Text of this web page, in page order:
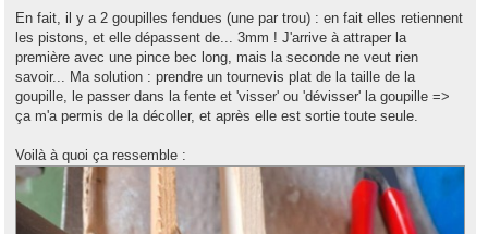
En fait, il y a 2 goupilles fendues (une par trou) : en fait elles retiennent
les pistons, et elle dépassent de... 3mm ! J'arrive à attraper la
première avec une pince bec long, mais la seconde ne veut rien
savoir... Ma solution : prendre un tournevis plat de la taille de la
goupille, le passer dans la fente et 'visser' ou 'dévisser' la goupille =>
ça m'a permis de la décoller, et après elle est sortie toute seule.
Voilà à quoi ça ressemble :